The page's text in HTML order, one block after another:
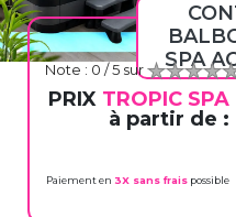
SPA
Note : 0 / 5 sur
PRIX TROPIC SPA
à partir de :
Paiement en 3X sans frais possible